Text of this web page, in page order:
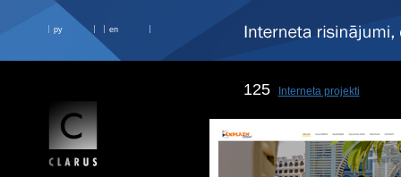
ру en
125 Interneta projekti